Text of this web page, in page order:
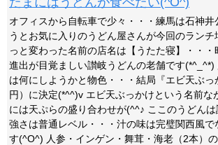
オフィスから自転車で少々・・・練馬は石神
うとお気に入りのうどん屋さんが今回のランチ
っと変わった名前の店名は【うたた寝】・・
進出が目覚ましい讃岐うどんの老舗です(*^_^*)
は何にしようかと物色・・・結局『エビ天ぶ
円）に決定(*^^)v エビ天ぶっかけという名前な
には天ぷらの盛り合わせが(^^♪ ここのうどん
強さは普通レベル・・・汁の味は完璧関西風
す(^O^) 人参・インゲン・舞茸・海老（2本）